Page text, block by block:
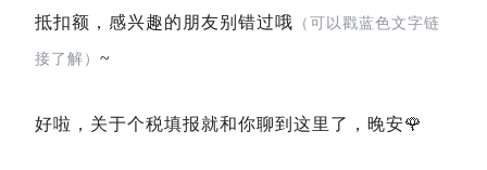
抵扣额，感兴趣的朋友别错过哦 （可以戳蓝色文字链
接了解） ~
好啦，关于个税填报就和你聊到这里了，晚安🌹